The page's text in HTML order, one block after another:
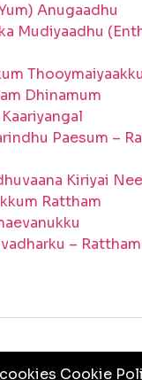
Anugaadhu
Mudiyaadhu
Dhinamum
Paesum –
Kiriyai
Rattham
–
Cookie